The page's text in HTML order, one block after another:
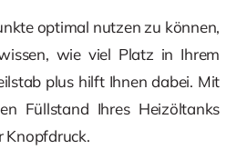
optimal nutzen zu können,
wie viel Platz in Ihrem
plus hilft Ihnen dabei. Mit
Füllstand Ihres Heizöltanks
Knopfdruck.